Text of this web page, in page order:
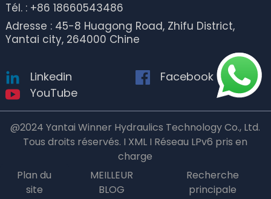
Tél. : +86 18660543486
Adresse : 45-8 Huagong Road, Zhifu District,
Yantai city, 264000 Chine
Linkedin
Facebook
YouTube
@2024 Yantai Winner Hydraulics Technology Co., Ltd.
Tous droits réservés. I XML I Réseau LPv6 pris en
charge
Plan du
site
MEILLEUR
BLOG
Recherche
principale